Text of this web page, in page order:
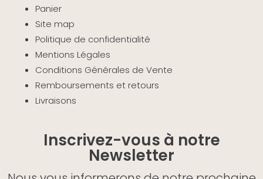
Panier
Site map
Politique de confidentialité
Mentions Légales
Conditions Générales de Vente
Remboursements et retours
Livraisons
Inscrivez-vous à notre
Newsletter